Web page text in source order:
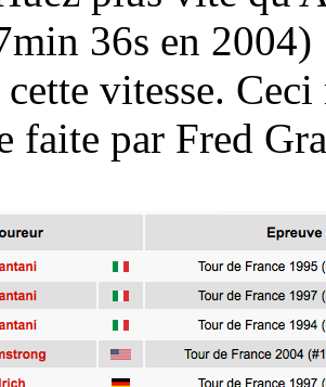
36s en
vitesse.
faite par Fred